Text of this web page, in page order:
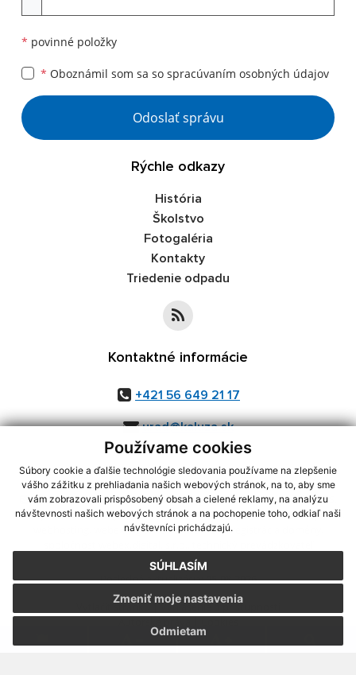
Používame cookies
Súbory cookie a ďalšie technológie sledovania používame na zlepšenie
vášho zážitku z prehliadania našich webových stránok, na to, aby sme
vám zobrazovali prispôsobený obsah a cielené reklamy, na analýzu
návštevnosti našich webových stránok a na pochopenie toho, odkiaľ naši
návštevníci prichádzajú.
SÚHLASÍM
Odmietam
Zmeniť moje nastavenia
* povinné položky
* Oboznámil som sa so spracúvaním osobných údajov
Google reCaptcha Response
Odoslať správu
Rýchle odkazy
História
Školstvo
Fotogaléria
Kontakty
Triedenie odpadu
Kontaktné informácie
+421 56 649 21 17
urad@kaluza.sk
využite možnosť získavania aktuálnych informácií s využitím RSS
CMS systém (redakčný) systém ECHELON 2,Mapa stránok,web portál
webex.digital, s.r.o.,domény,registrácia domény
Posledná aktualizácia:05.08.2026
Vytlačiť stránku|Vyhlásenie o prístupnosti